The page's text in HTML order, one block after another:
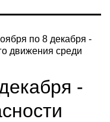
по 8 декабря -
движения среди
-